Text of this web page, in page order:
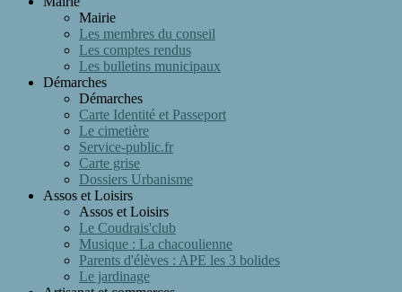
Mairie
Les membres du conseil
Les comptes rendus
Les bulletins municipaux
Démarches
Démarches
Carte Identité et Passeport
Le cimetière
Service-public.fr
Carte grise
Dossiers Urbanisme
Assos et Loisirs
Assos et Loisirs
Le Coudrais'club
Musique : La chacoulienne
Parents d'élèves : APE les 3 bolides
Le jardinage